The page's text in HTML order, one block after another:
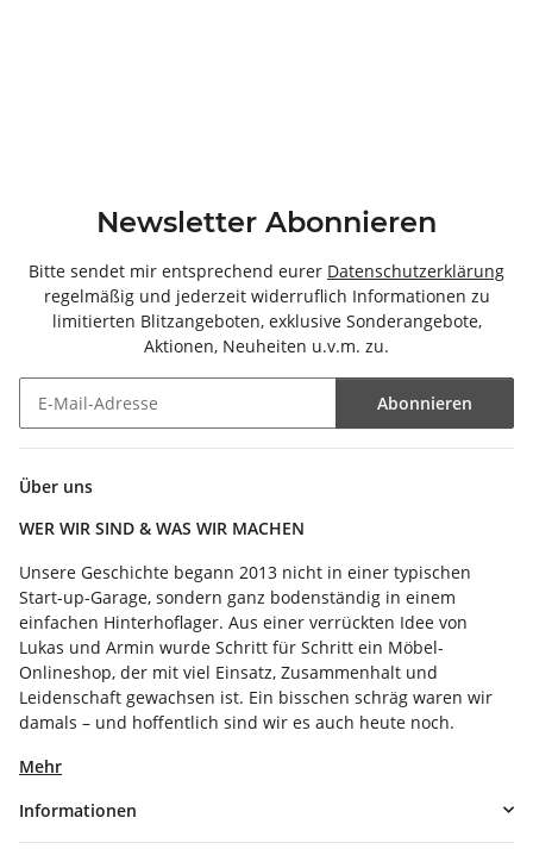
Newsletter Abonnieren
Bitte sendet mir entsprechend eurer Datenschutzerklärung
regelmäßig und jederzeit widerruflich Informationen zu
limitierten Blitzangeboten, exklusive Sonderangebote,
Aktionen, Neuheiten u.v.m. zu.
Abonnieren
Über uns
WER WIR SIND & WAS WIR MACHEN
Unsere Geschichte begann 2013 nicht in einer typischen
Start-up-Garage, sondern ganz bodenständig in einem
einfachen Hinterhoflager. Aus einer verrückten Idee von
Lukas und Armin wurde Schritt für Schritt ein Möbel-
Onlineshop, der mit viel Einsatz, Zusammenhalt und
Leidenschaft gewachsen ist. Ein bisschen schräg waren wir
damals – und hoffentlich sind wir es auch heute noch.
Mehr
Informationen